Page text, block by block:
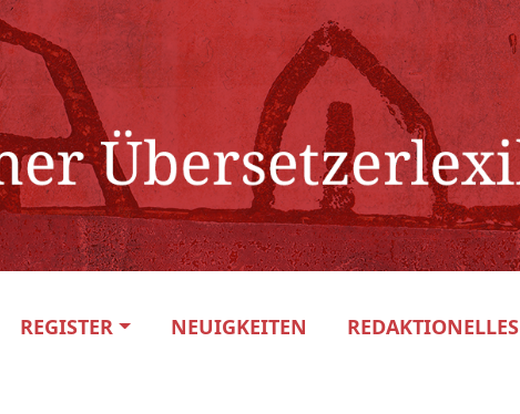
REGISTER NEUIGKEITEN REDAKTIONELLES